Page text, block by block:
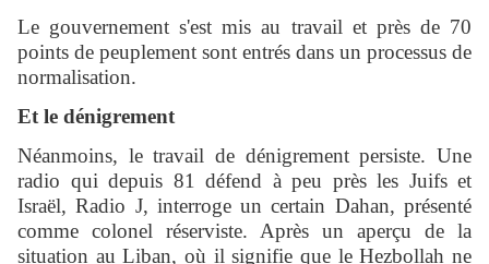
Le gouvernement s'est mis au travail et près de 70
points de peuplement sont entrés dans un processus de
normalisation.
Et le dénigrement
Néanmoins, le travail de dénigrement persiste. Une
radio qui depuis 81 défend à peu près les Juifs et
Israël, Radio J, interroge un certain Dahan, présenté
comme colonel réserviste. Après un aperçu de la
situation au Liban, où il signifie que le Hezbollah ne